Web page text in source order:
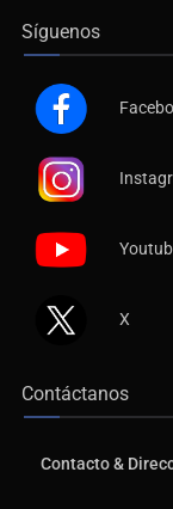
Síguenos
X
Contáctanos
Contacto &